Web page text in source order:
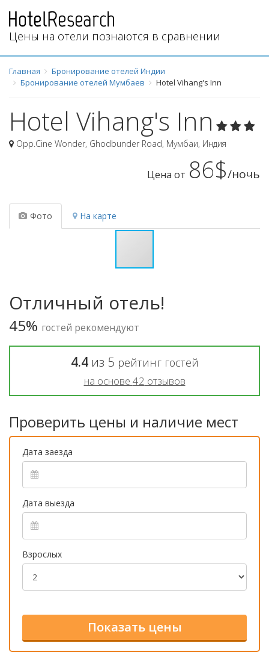
Цены на отели познаются в сравнении
Главная
Бронирование отелей Индии
Бронирование отелей Мумбаев
Hotel Vihang's Inn
Hotel Vihang's Inn
Opp.Cine Wonder, Ghodbunder Road, Мумбаи, Индия
Цена от 86$/ночь
Фото На карте
Отличный отель!
45% гостей рекомендуют
4.4из 5 рейтинг гостей
на основе 42 отзывов
Проверить цены и наличие мест
Дата заезда
Дата выезда
Взрослых